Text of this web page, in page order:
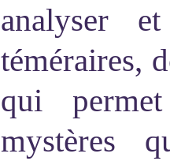
analyser
téméraires,
qui
mystères